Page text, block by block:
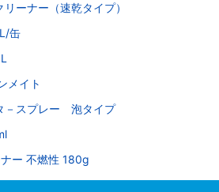
ーナー（速乾タイプ）
缶
メイト
－スプレー 泡タイプ
ー 不燃性 180g